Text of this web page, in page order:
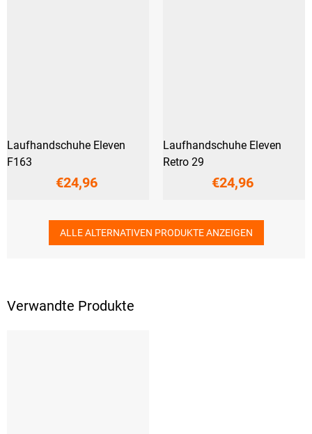
Verwandte Produkte
Laufhandschuhe Eleven
F163
€24,96
Laufhandschuhe Eleven
Retro 29
€24,96
ALLE ALTERNATIVEN PRODUKTE ANZEIGEN